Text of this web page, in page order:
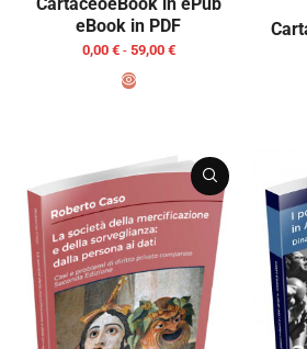
eBook in PDF
0,00 € - 59,00 €